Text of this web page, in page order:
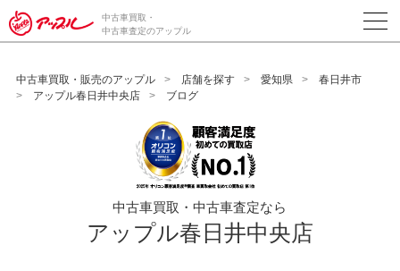
/*ABテスト_新規査定フォームの為のCVボタン*/
中古車買取・
中古車査定のアップル
中古車買取・販売のアップル 店舗を探す 愛知県
春日井市
アップル春日井中央店
ブログ
中古車買取・中古車査定なら
アップル春日井中央店